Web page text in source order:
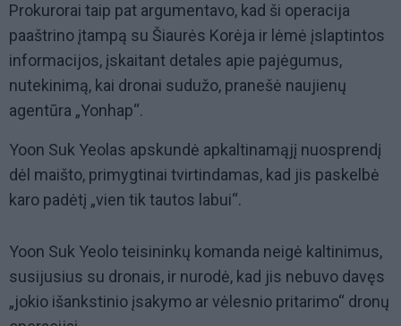
Prokurorai taip pat argumentavo, kad ši operacija
paaštrino įtampą su Šiaurės Korėja ir lėmė įslaptintos
informacijos, įskaitant detales apie pajėgumus,
nutekinimą, kai dronai sudužo, pranešė naujienų
agentūra „Yonhap“.
Yoon Suk Yeolas apskundė apkaltinamąjį nuosprendį
dėl maišto, primygtinai tvirtindamas, kad jis paskelbė
karo padėtį „vien tik tautos labui“.
Yoon Suk Yeolo teisininkų komanda neigė kaltinimus,
susijusius su dronais, ir nurodė, kad jis nebuvo davęs
„jokio išankstinio įsakymo ar vėlesnio pritarimo“ dronų